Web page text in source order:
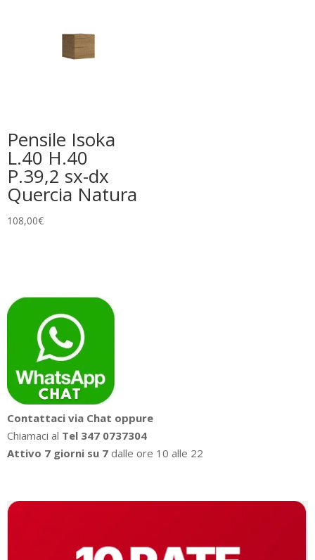
Pensile Isoka
L.40 H.40
P.39,2 sx-dx
Quercia Natura
108,00€
Contattaci via Chat oppure
Chiamaci al Tel 347 0737304
Attivo 7 giorni su 7 dalle ore 10 alle 22